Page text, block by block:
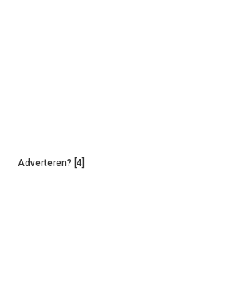
Adverteren? [4]